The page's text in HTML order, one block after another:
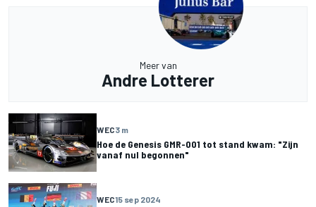
Meer van
Andre Lotterer
WEC3 m
Hoe de Genesis GMR-001 tot stand kwam: "Zijn
vanaf nul begonnen"
WEC15 sep 2024